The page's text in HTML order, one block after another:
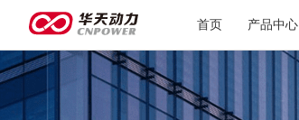
首页 产品中心